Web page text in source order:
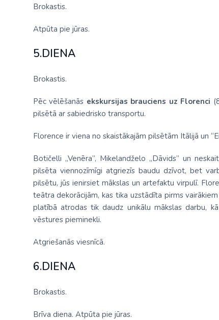
Brokastis.
Atpūta pie jūras.
5.DIENA
Brokastis.
Pēc vēlēšanās ekskursijas brauciens uz Florenci
pilsētā ar sabiedrisko transportu.
Florence ir viena no skaistākajām pilsētām Itālijā un
Botičelli „Venēra”, Mikelandželo „Dāvids” un
pilsēta viennozīmīgi atgriezīs baudu dzīvot, bet
pilsētu, jūs ienirsiet mākslas un artefaktu virpulī.
teātra dekorācijām, kas tika uzstādīta pirms
platībā atrodas tik daudz unikālu mākslas darbu,
vēstures pieminekli.
Atgriešanās viesnīcā.
6.DIENA
Brokastis.
Brīva diena. Atpūta pie jūras.